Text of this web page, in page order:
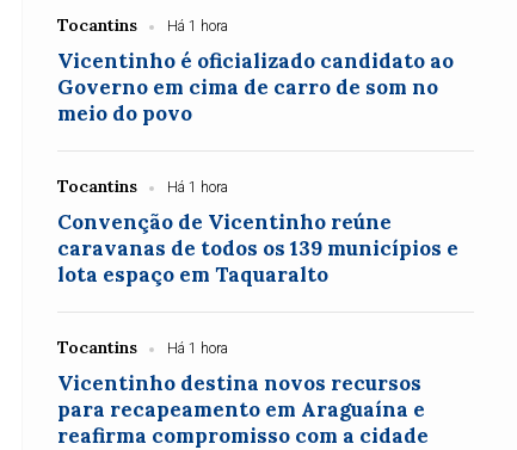
Tocantins Há 1 hora
Vicentinho é oficializado candidato ao
Governo em cima de carro de som no
meio do povo
Tocantins Há 1 hora
Convenção de Vicentinho reúne
caravanas de todos os 139 municípios e
lota espaço em Taquaralto
Tocantins Há 1 hora
Vicentinho destina novos recursos
para recapeamento em Araguaína e
reafirma compromisso com a cidade